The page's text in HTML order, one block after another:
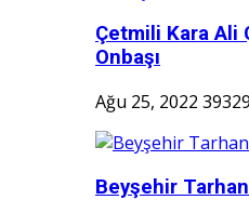
Çetmili Kara Ali
Onbaşı
Ağu 25, 2022 39329
Beyşehir